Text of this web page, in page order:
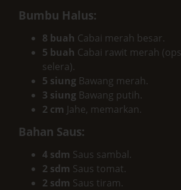
Bumbu Halus:
8 buah Cabai merah besar.
5 buah Cabai rawit merah
selera).
5 siung Bawang merah.
3 siung Bawang putih.
2 cm Jahe, memarkan.
Bahan Saus:
4 sdm Saus sambal.
2 sdm Saus tomat.
2 sdm Saus tiram.